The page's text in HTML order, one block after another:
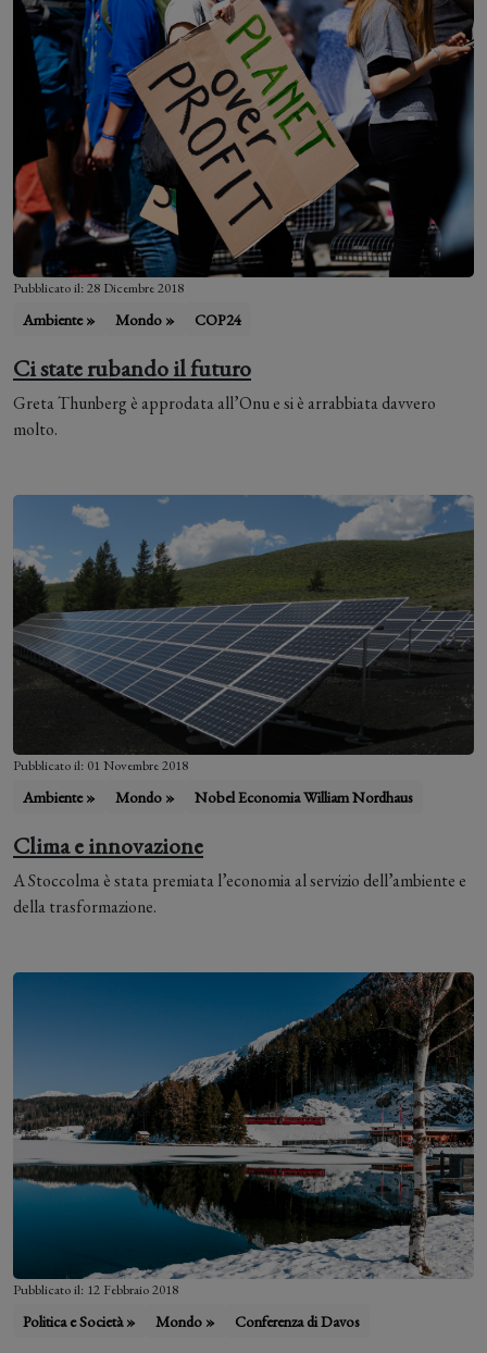
Pubblicato il: 28 Dicembre 2018
Ambiente » Mondo » COP24
Ci state rubando il futuro
Greta Thunberg è approdata all’Onu e si è arrabbiata davvero
molto.
Pubblicato il: 01 Novembre 2018
Ambiente » Mondo » Nobel Economia William Nordhaus
Clima e innovazione
A Stoccolma è stata premiata l’economia al servizio dell’ambiente e
della trasformazione.
Pubblicato il: 12 Febbraio 2018
Politica e Società » Mondo » Conferenza di Davos